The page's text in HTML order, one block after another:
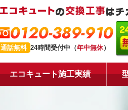
0120-389-910
通話無料 24時間受付中（年中無休）
エコキュート施工実績